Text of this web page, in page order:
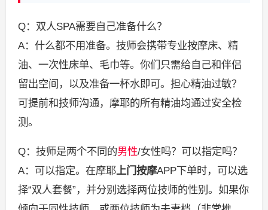
Q：双人SPA需要自己准备什么？
A：什么都不用准备。技师会携带专业按摩床、精
油、一次性床单、毛巾等。你们只需给自己和伴侣
留出空间，以及准备一杯水即可。担心精油过敏？
可提前和技师沟通，摩耶的所有精油均通过安全检
测。
Q：技师是两个不同的男性/女性吗？可以指定吗？
A：可以指定。在摩耶上门按摩APP下单时，可以选
择“双人套餐”，并分别选择两位技师的性别。如果你